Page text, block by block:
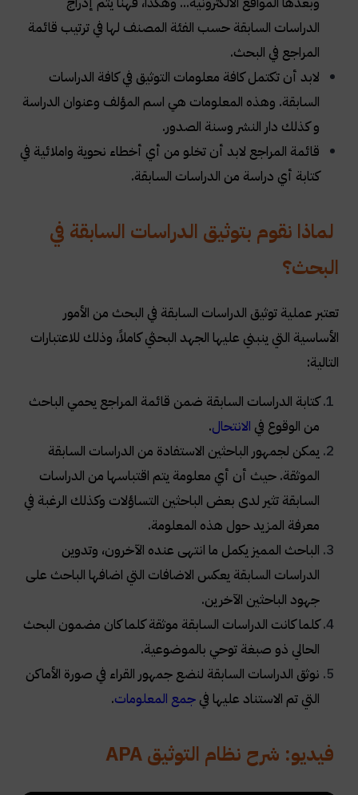
الدراسات السابقة حسب الفئة المصنف لها في ترتيب قائمة
المراجع في البحث.
لابد أن تكتمل كافة معلومات التوثيق في كافة الدراسات
السابقة. وهذه المعلومات هي اسم المؤلف وعنوان الدراسة
و كذلك دار النشر وسنة الصدور.
قائمة المراجع لابد أن تخلو من أي أخطاء نحوية واملائية في
كتابة أي دراسة من الدراسات السابقة.
لماذا نقوم بتوثيق الدراسات السابقة في
البحث؟
تعتبر عملية توثيق الدراسات السابقة في البحث من الأمور
الأساسية التي ينبني عليها الجهد البحثي كاملاً، وذلك للاعتبارات
التالية:
كتابة الدراسات السابقة ضمن قائمة المراجع يحمي الباحث
من الوقوع في الانتحال.
يمكن لجمهور الباحثين الاستفادة من الدراسات السابقة
الموثقة. حيث أن أي معلومة يتم اقتباسها من الدراسات
السابقة تثير لدى بعض الباحثين التساؤلات وكذلك الرغبة في
معرفة المزيد حول هذه المعلومة.
الباحث المميز يكمل ما انتهى عنده الآخرون، وتدوين
الدراسات السابقة يعكس الاضافات التي اضافها الباحث على
جهود الباحثين الآخرين.
كلما كانت الدراسات السابقة موثقة كلما كان مضمون البحث
الحالي ذو صبغة توحي بالموضوعية.
نوثق الدراسات السابقة لنضع جمهور القراء في صورة الأماكن
التي تم الاستناد عليها في جمع المعلومات.
فيديو: شرح نظام التوثيق APA